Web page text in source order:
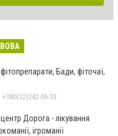
Бади, фіточаї,
06-33
центр Дорога - лікування
ігроманії